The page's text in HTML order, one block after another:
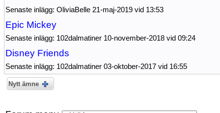
Senaste inlägg: OliviaBelle 21-maj-2019 vid 13:53
Epic Mickey
Senaste inlägg: 102dalmatiner 10-november-2018 vid 09:24
Disney Friends
Senaste inlägg: 102dalmatiner 03-oktober-2017 vid 16:55
Nytt ämne